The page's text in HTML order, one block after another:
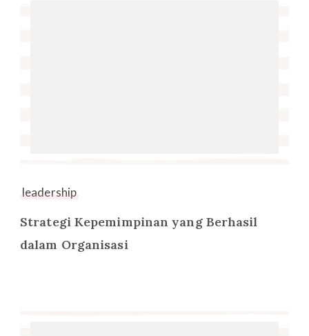
leadership
Strategi Kepemimpinan yang Berhasil
dalam Organisasi